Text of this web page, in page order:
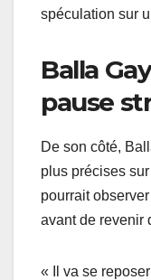
spéculation sur
Balla
pause
De son côté,
plus précises
pourrait
avant de revenir
« Il va se